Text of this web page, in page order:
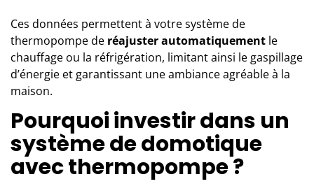
Ces données permettent à votre système de
thermopompe de réajuster automatiquement le
chauffage ou la réfrigération, limitant ainsi le gaspillage
d’énergie et garantissant une ambiance agréable à la
maison.
Pourquoi investir dans un
système de domotique
avec thermopompe ?